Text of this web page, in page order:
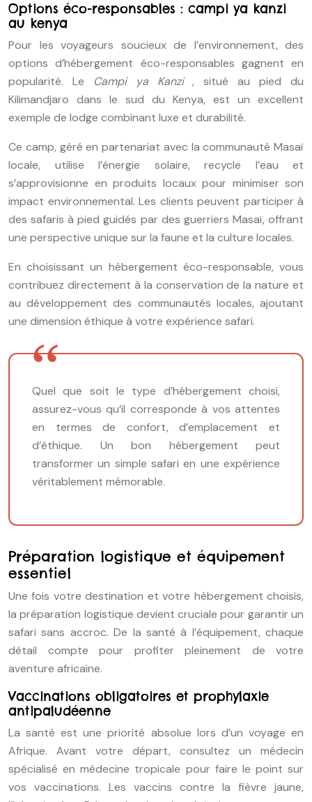
Options éco-responsables : campi ya kanzi
au kenya
Pour les voyageurs soucieux de l’environnement, des
options d’hébergement éco-responsables gagnent en
popularité. Le
Campi ya Kanzi, situé au pied du
Kilimandjaro dans le sud du Kenya, est un excellent
exemple de lodge combinant luxe et durabilité.
Ce camp, géré en partenariat avec la communauté Masaï
locale, utilise l’énergie solaire, recycle l’eau et
s’approvisionne en produits locaux pour minimiser son
impact environnemental. Les clients peuvent participer à
des safaris à pied guidés par des guerriers Masaï, offrant
une perspective unique sur la faune et la culture locales.
En choisissant un hébergement éco-responsable, vous
contribuez directement à la conservation de la nature et
au développement des communautés locales, ajoutant
une dimension éthique à votre expérience safari.
Quel que soit le type d’hébergement choisi,
assurez-vous qu’il corresponde à vos attentes
en termes de confort, d’emplacement et
d’éthique. Un bon hébergement peut
transformer un simple safari en une expérience
véritablement mémorable.
Préparation logistique et équipement
essentiel
Une fois votre destination et votre hébergement choisis,
la préparation logistique devient cruciale pour garantir un
safari sans accroc. De la santé à l’équipement, chaque
détail compte pour profiter pleinement de votre
aventure africaine.
Vaccinations obligatoires et prophylaxie
antipaludéenne
La santé est une priorité absolue lors d’un voyage en
Afrique. Avant votre départ, consultez un médecin
spécialisé en médecine tropicale pour faire le point sur
vos vaccinations. Les vaccins contre la fièvre jaune,